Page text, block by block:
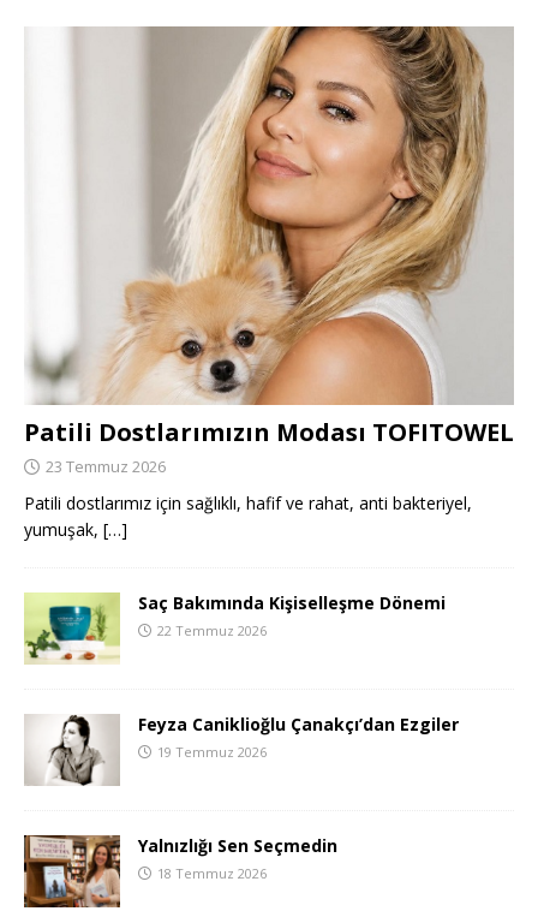
Patili Dostlarımızın Modası TOFITOWEL
23 Temmuz 2026
Patili dostlarımız için sağlıklı, hafif ve rahat, anti bakteriyel,
yumuşak, […]
Saç Bakımında Kişiselleşme Dönemi
22 Temmuz 2026
Feyza Caniklioğlu Çanakçı’dan Ezgiler
19 Temmuz 2026
Yalnızlığı Sen Seçmedin
18 Temmuz 2026